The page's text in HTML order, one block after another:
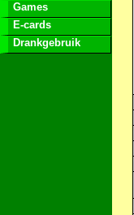
Games
E-cards
Drankgebruik